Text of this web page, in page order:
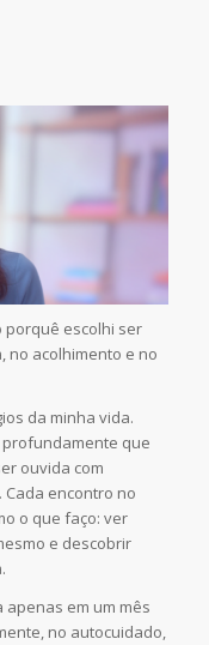
porquê escolhi ser
no acolhimento e no
da minha vida.
que
ouvida com
encontro no
o que faço: ver
e descobrir
em um mês
no autocuidado,